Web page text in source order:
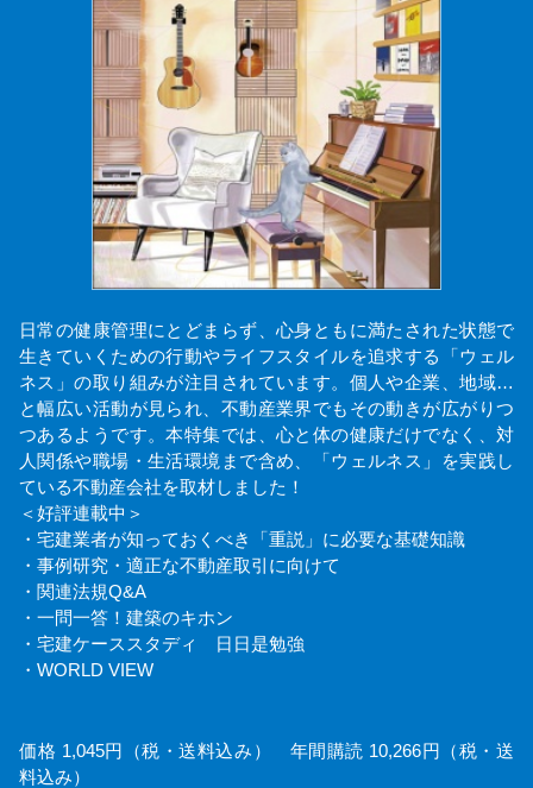
日常の健康管理にとどまらず、心身ともに満たされた状態で
生きていくための行動やライフスタイルを追求する「ウェル
ネス」の取り組みが注目されています。個人や企業、地域…
と幅広い活動が見られ、不動産業界でもその動きが広がりつ
つあるようです。本特集では、心と体の健康だけでなく、対
人関係や職場・生活環境まで含め、「ウェルネス」を実践し
ている不動産会社を取材しました！
＜好評連載中＞
・宅建業者が知っておくべき「重説」に必要な基礎知識
・事例研究・適正な不動産取引に向けて
・関連法規Q&A
・一問一答！建築のキホン
・宅建ケーススタディ 日日是勉強
・WORLD VIEW
価格 1,045円（税・送料込み） 年間購読 10,266円（税・送
料込み）